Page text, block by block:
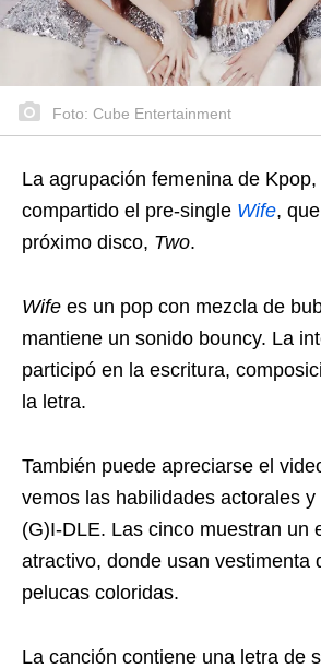
Foto: Cube Entertainment
La agrupación femenina de
compartido el pre-single Wife,
próximo disco, Two.
Wife es un pop con mezcla de
mantiene un sonido bouncy. La
participó en la escritura,
la letra.
También puede apreciarse el
vemos las habilidades actorales
(G)I-DLE. Las cinco muestran un
atractivo, donde usan vestimenta
pelucas coloridas.
La canción contiene una letra de